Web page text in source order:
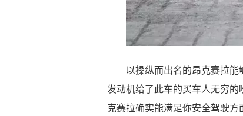
以操纵而出名的昂克赛拉
发动机给了此车的买车人无穷
克赛拉确实能满足你安全驾驶